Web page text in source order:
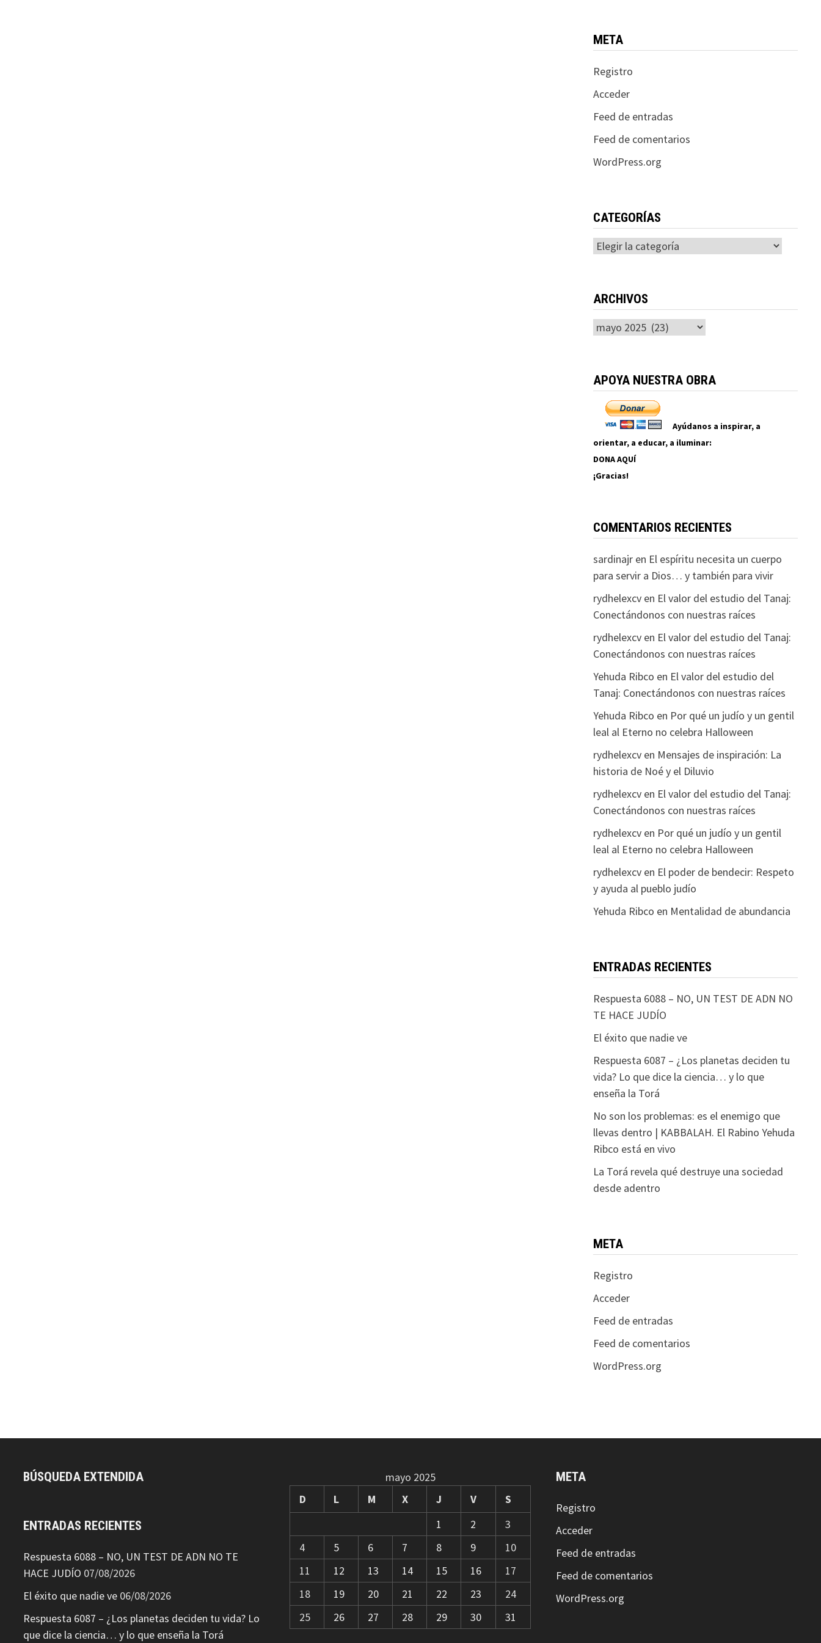
META
Registro
Acceder
Feed de entradas
Feed de comentarios
WordPress.org
CATEGORÍAS
Categorías
ARCHIVOS
Archivos
APOYA NUESTRA OBRA
Ayúdanos a inspirar, a
orientar, a educar, a iluminar:
DONA AQUÍ
¡Gracias!
COMENTARIOS RECIENTES
sardinajren El espíritu necesita un cuerpo
para servir a Dios… y también para vivir
rydhelexcven El valor del estudio del Tanaj:
Conectándonos con nuestras raíces
rydhelexcven El valor del estudio del Tanaj:
Conectándonos con nuestras raíces
Yehuda Ribco en El valor del estudio del
Tanaj: Conectándonos con nuestras raíces
Yehuda Ribco en Por qué un judío y un gentil
leal al Eterno no celebra Halloween
rydhelexcven Mensajes de inspiración: La
historia de Noé y el Diluvio
rydhelexcven El valor del estudio del Tanaj:
Conectándonos con nuestras raíces
rydhelexcven Por qué un judío y un gentil
leal al Eterno no celebra Halloween
rydhelexcven El poder de bendecir: Respeto
y ayuda al pueblo judío
Yehuda Ribco en Mentalidad de abundancia
ENTRADAS RECIENTES
Respuesta 6088 – NO, UN TEST DE ADN NO
TE HACE JUDÍO
El éxito que nadie ve
Respuesta 6087 – ¿Los planetas deciden tu
vida? Lo que dice la ciencia… y lo que
enseña la Torá
No son los problemas: es el enemigo que
llevas dentro | KABBALAH. El Rabino Yehuda
Ribco está en vivo
La Torá revela qué destruye una sociedad
desde adentro
META
Registro
Acceder
Feed de entradas
Feed de comentarios
WordPress.org
BÚSQUEDA EXTENDIDA
ENTRADAS RECIENTES
Respuesta 6088 – NO, UN TEST DE ADN NO TE
HACE JUDÍO 07/08/2026
El éxito que nadie ve 06/08/2026
Respuesta 6087 – ¿Los planetas deciden tu vida? Lo
que dice la ciencia… y lo que enseña la Torá
mayo 2025
D
L M X J V
S
1
2
3
4
5 6 7 8 9
10
11
12 13 14 15 16
17
18
19 20 21 22 23
24
25
26 27 28 29 30 31
META
Registro
Acceder
Feed de entradas
Feed de comentarios
WordPress.org